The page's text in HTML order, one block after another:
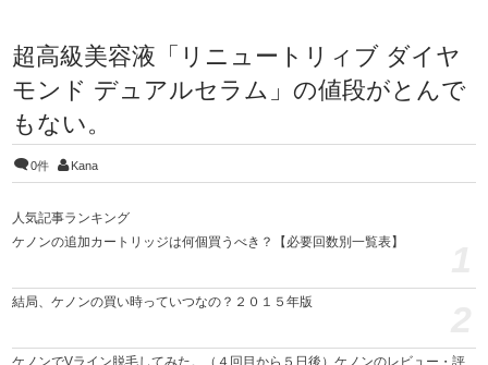
超高級美容液「リニュートリィブ ダイヤ
モンド デュアルセラム」の値段がとんで
もない。
0件 Kana
人気記事ランキング
ケノンの追加カートリッジは何個買うべき？【必要回数別一覧表】
結局、ケノンの買い時っていつなの？２０１５年版
ケノンでVライン脱毛してみた。（４回目から５日後）ケノンのレビュー・評